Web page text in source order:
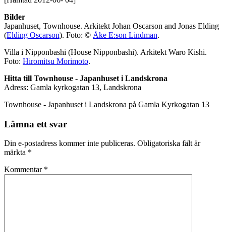
Bilder
Japanhuset, Townhouse. Arkitekt Johan Oscarson and Jonas Elding
(Elding Oscarson). Foto: © Åke E:son Lindman.
Villa i Nipponbashi (House Nipponbashi). Arkitekt Waro Kishi.
Foto: Hiromitsu Morimoto.
Hitta till Townhouse - Japanhuset i Landskrona
Adress: Gamla kyrkogatan 13, Landskrona
Townhouse - Japanhuset i Landskrona på Gamla Kyrkogatan 13
Lämna ett svar
Din e-postadress kommer inte publiceras. Obligatoriska fält är
märkta *
Kommentar *